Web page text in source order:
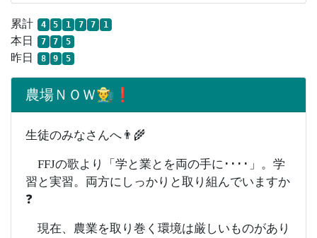
累計 4 5 1 7 7 1
本日 7 7 5
昨日 8 9 5
農場ＮＯＷ👨‍🌾❗️
生徒のみなさんへ👨‍🌾
FFJの歌より「学と業とを両の手に････」。学
習と実習。両方にしっかりと取り組んでいますか
❓
現在、農業を取り巻く環境は厳しいものがあり